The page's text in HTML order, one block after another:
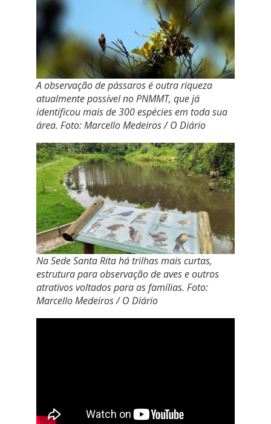
A observação de pássaros é outra riqueza
atualmente possível no PNMMT, que já
identificou mais de 300 espécies em toda sua
área. Foto: Marcello Medeiros / O Diário
Na Sede Santa Rita há trilhas mais curtas,
estrutura para observação de aves e outros
atrativos voltados para as famílias. Foto:
Marcello Medeiros / O Diário